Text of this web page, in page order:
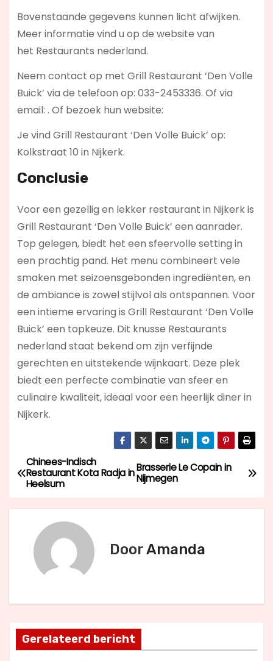
Bovenstaande gegevens kunnen licht afwijken.
Meer informatie vind u op de website van
het Restaurants nederland.
Neem contact op met Grill Restaurant ‘Den Volle
Buick’ via de telefoon op: 033-2453336. Of via
email: . Of bezoek hun website:
Je vind Grill Restaurant ‘Den Volle Buick’ op:
Kolkstraat 10 in Nijkerk.
Conclusie
Voor een gezellig en lekker restaurant in Nijkerk is
Grill Restaurant ‘Den Volle Buick’ een aanrader.
Top gelegen, biedt het een sfeervolle setting in
een prachtig pand. Het menu combineert vele
smaken met seizoensgebonden ingrediënten, en
de ambiance is zowel stijlvol als ontspannen. Voor
een intieme ervaring is Grill Restaurant ‘Den Volle
Buick’ een topkeuze. Dit knusse Restaurants
nederland staat bekend om zijn verfijnde
gerechten en uitstekende wijnkaart. Deze plek
biedt een perfecte combinatie van sfeer en
culinaire kwaliteit, ideaal voor een heerlijk diner in
Nijkerk.
B
e
t
n
Brasserie Le Copain in
Nijmegen
Chinees-Indisch
Restaurant Kota Radja in
Heelsum
DoorAmanda
Gerelateerd bericht